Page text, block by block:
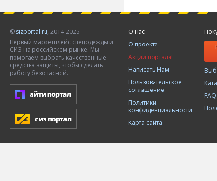
© sizportal.ru, 2014-2026
Первый маркетплейс спецодежды и
СИЗ на российском рынке. Мы
помогаем выбрать качественные
средства защиты, чтобы сделать
работу безопасной.
О нас
О проекте
Акции портала!
Написать Нам
Пользовательское
соглашение
Политики
конфиденциальности
Карта сайта
FAQ